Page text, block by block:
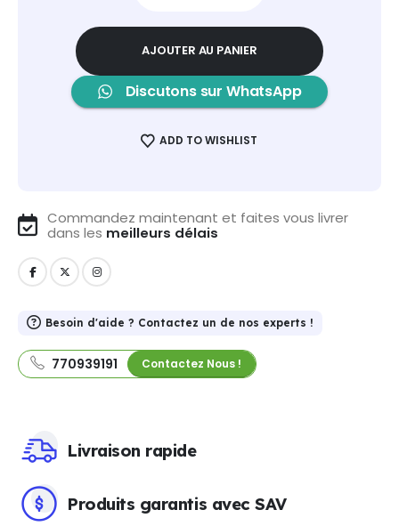
AJOUTER AU PANIER
Discutons sur WhatsApp
ADD TO WISHLIST
Commandez maintenant et faites vous livrer
dans les meilleurs délais
Besoin d'aide ? Contactez un de nos experts !
770939191 Contactez Nous !
Livraison rapide
Produits garantis avec SAV